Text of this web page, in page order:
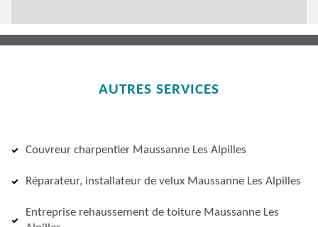
AUTRES SERVICES
Couvreur charpentier Maussanne Les Alpilles
Réparateur, installateur de velux Maussanne Les Alpilles
Entreprise rehaussement de toiture Maussanne Les